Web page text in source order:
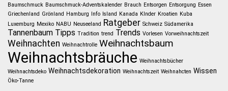
Baumschmuck Baumschmuck-Adventskalender Brauch Entsorgen Entsorgung Essen
Griechenland Grönland Hamburg Info Island Kanada KInder Kroatien Kuba
Luxemburg Mexiko NABU Neuseeland Ratgeber Schweiz Südamerika
Tannenbaum Tipps Tradition trend Trends Vorlesen Vorweihnachtszeit
Weihnachten Weihnachtrolle Weihnachtsbaum
Weihnachtsbräuche Weihnachtsbücher
Weihnachtsdeko Weihnachtsdekoration Weihnachtszeit Weihnahcten Wissen
Öko-Tanne